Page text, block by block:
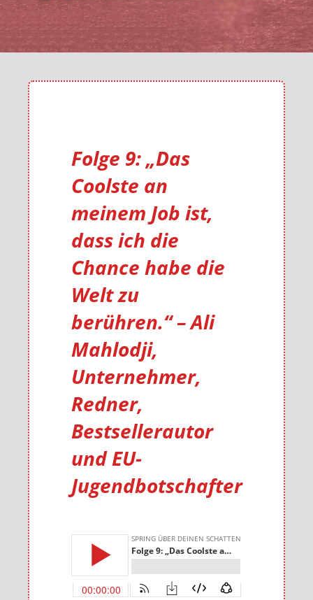
Folge 9: „Das
Coolste an
meinem Job ist,
dass ich die
Chance habe die
Welt zu
berühren.“ – Ali
Mahlodji,
Unternehmer,
Redner,
Bestsellerautor
und EU-
Jugendbotschafter